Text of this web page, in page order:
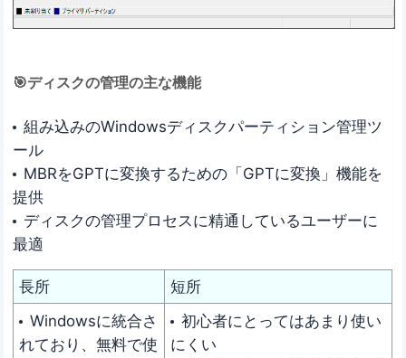
🎯ディスクの管理の主な機能
組み込みのWindowsディスクパーティション管理ツ
ール
MBRをGPTに変換するための「GPTに変換」機能を
提供
ディスクの管理プロセスに精通しているユーザーに
最適
長所
短所
Windowsに統合さ
れており、無料で使
初心者にとってはあまり使い
にくい